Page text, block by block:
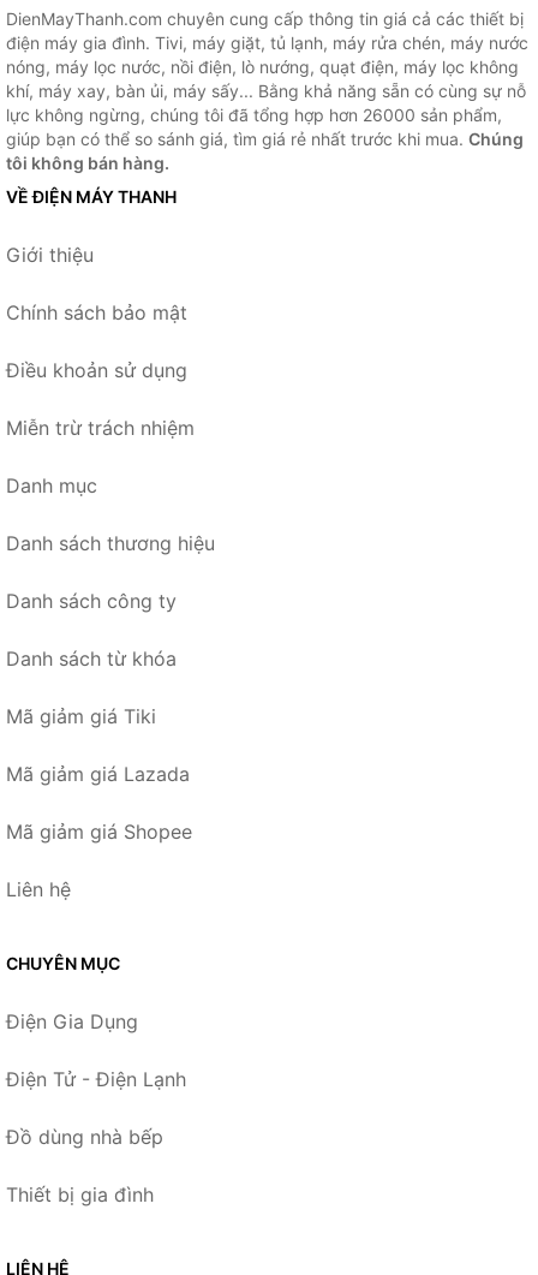
DienMayThanh.com chuyên cung cấp thông tin giá cả các thiết bị
điện máy gia đình. Tivi, máy giặt, tủ lạnh, máy rửa chén, máy nước
nóng, máy lọc nước, nồi điện, lò nướng, quạt điện, máy lọc không
khí, máy xay, bàn ủi, máy sấy... Bằng khả năng sẵn có cùng sự nỗ
lực không ngừng, chúng tôi đã tổng hợp hơn 26000 sản phẩm,
giúp bạn có thể so sánh giá, tìm giá rẻ nhất trước khi mua. Chúng
tôi không bán hàng.
VỀ ĐIỆN MÁY THANH
Giới thiệu
Chính sách bảo mật
Điều khoản sử dụng
Miễn trừ trách nhiệm
Danh mục
Danh sách thương hiệu
Danh sách công ty
Danh sách từ khóa
Mã giảm giá Tiki
Mã giảm giá Lazada
Mã giảm giá Shopee
Liên hệ
CHUYÊN MỤC
Điện Gia Dụng
Điện Tử - Điện Lạnh
Đồ dùng nhà bếp
Thiết bị gia đình
LIÊN HỆ